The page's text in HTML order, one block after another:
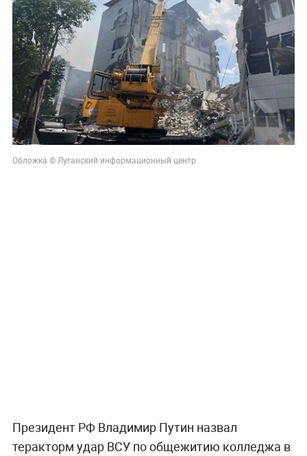
Обложка © Луганский информационный центр
Президент РФ Владимир Путин назвал
теракторм удар ВСУ по общежитию колледжа в